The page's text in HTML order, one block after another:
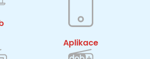
Aplikace